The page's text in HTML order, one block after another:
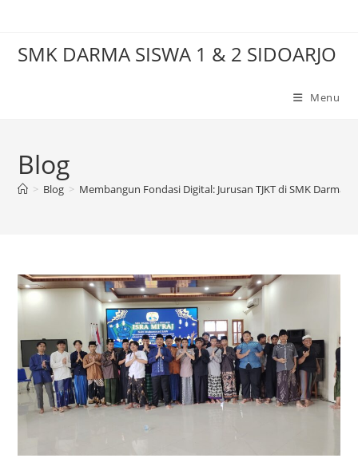
contentSMK DARMA SISWA 1 & 2 SIDOARJO
Menu
Blog
> Blog > Membangun Fondasi Digital: Jurusan TJKT di SMK Darma